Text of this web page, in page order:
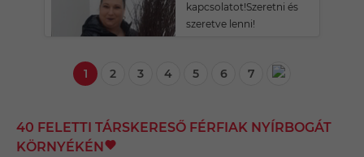
kapcsolatot!Szeretni és
szeretve lenni!
1 2 3 4 5 6 7
40 FELETTI TÁRSKERESŐ FÉRFIAK NYÍRBOGÁT
KÖRNYÉKÉN